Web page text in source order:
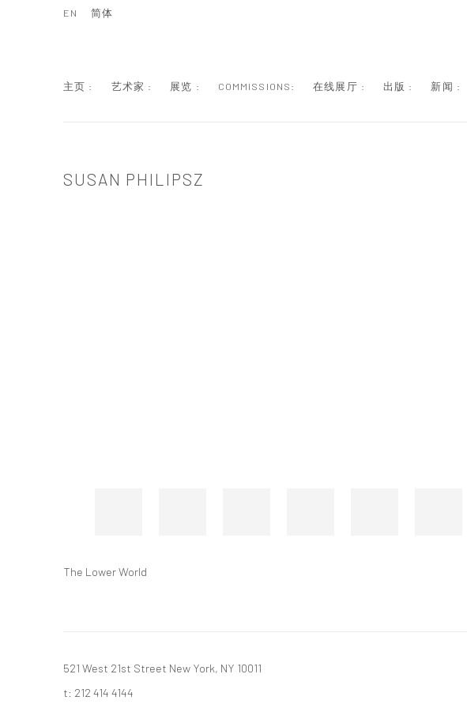
主页 : 艺术家 : 展览 : COMMISSIONS: 在线展厅 : 出版 : 新闻 :
EN 简体
SUSAN PHILIPSZ
The Lower World
521 West 21st Street New York, NY 10011
t: 212 414 4144